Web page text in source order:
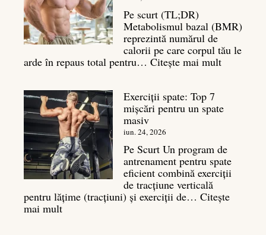
Pe scurt (TL;DR)
Metabolismul bazal (BMR)
reprezintă numărul de
calorii pe care corpul tău le
arde în repaus total pentru… Citește mai mult:
este
sa
cu
masa
musculară
Exerciții spate: Top 7
mișcări pentru un spate
masiv
iun. 24, 2026
Pe Scurt Un program de
antrenament pentru spate
eficient combină exerciții
de tracțiune verticală
pentru lățime (tracțiuni) și exerciții de… Citește
mai mult: